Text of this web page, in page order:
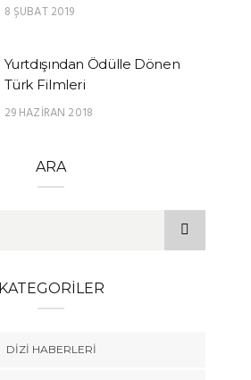
8 ŞUBAT 2019
Yurtdışından Ödülle Dönen
Türk Filmleri
29 HAZIRAN 2018
ARA
KATEGORILER
DIZI HABERLERI